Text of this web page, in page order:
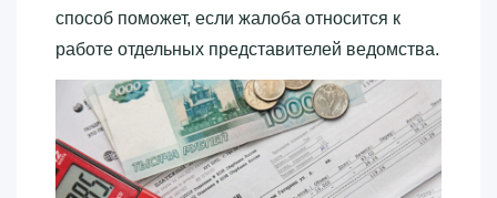
способ поможет, если жалоба относится к
работе отдельных представителей ведомства.